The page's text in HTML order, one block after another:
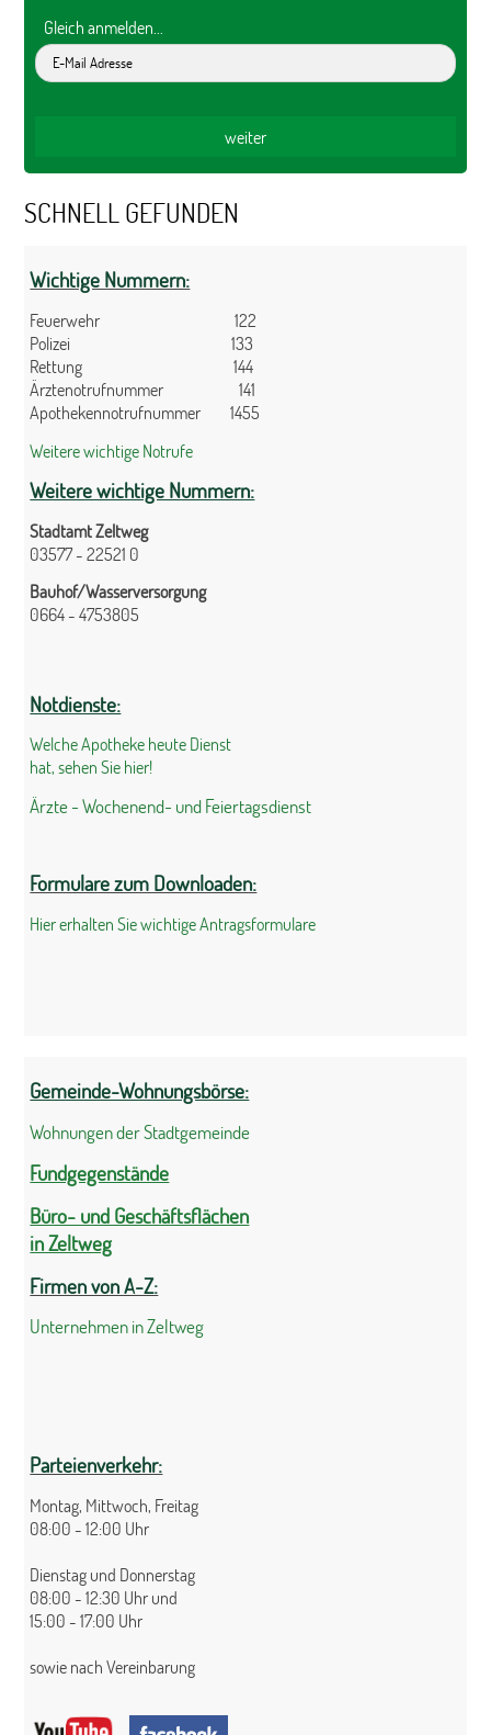
Gleich anmelden...
SCHNELL GEFUNDEN
Wichtige Nummern:
Feuerwehr 122
Polizei 133
Rettung 144
Ärztenotrufnummer 141
Apothekennotrufnummer 1455
Weitere wichtige Notrufe
Weitere wichtige Nummern:
Stadtamt Zeltweg
03577 - 22521 0
Bauhof/Wasserversorgung
0664 - 4753805
Notdienste:
Welche Apotheke heute Dienst
hat, sehen Sie hier!
Ärzte - Wochenend- und Feiertagsdienst
Formulare zum Downloaden:
Hier erhalten Sie wichtige Antragsformulare
Gemeinde-Wohnungsbörse:
Wohnungen der Stadtgemeinde
Fundgegenstände
Büro- und Geschäftsflächen
in Zeltweg
Firmen von A-Z:
Unternehmen in Zeltweg
Parteienverkehr:
Montag, Mittwoch, Freitag
08:00 - 12:00 Uhr
Dienstag und Donnerstag
08:00 - 12:30 Uhr und
15:00 - 17:00 Uhr
sowie nach Vereinbarung